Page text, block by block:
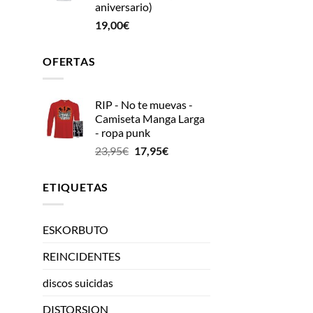
aniversario)
19,00€
OFERTAS
RIP - No te muevas -
Camiseta Manga Larga
- ropa punk
23,95€ El
17,95€El
ETIQUETAS
ESKORBUTO
REINCIDENTES
discos suicidas
DISTORSION